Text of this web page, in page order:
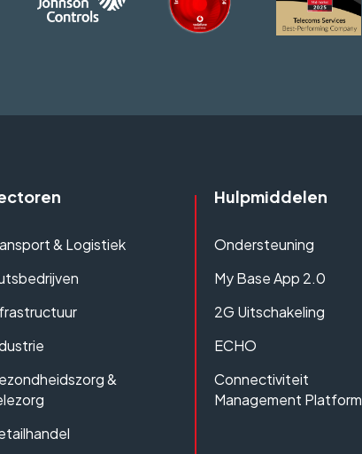
& Logistiek
&
Hulpmiddelen
Ondersteuning
My Base App 2.0
2G Uitschakeling
ECHO
Connectiviteit
Management Platform